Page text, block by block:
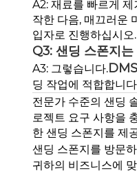
A2: 재료를 빠르게
작한 다음, 매끄러운
입자로 진행하십시오.
Q3: 샌딩 스폰지
A3: 그렇습니다.DMS
딩 작업에 적합합니
전문가 수준의 샌딩
로젝트 요구 사항을
한 샌딩 스폰지를 제
샌딩 스폰지를 방문
귀하의 비즈니스에